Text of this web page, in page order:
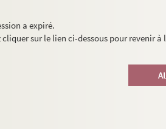
a expiré.
cliquer sur le lien ci-dessous pour revenir